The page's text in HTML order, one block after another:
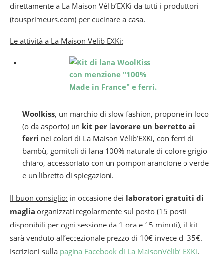
direttamente a La Maison Vélib’EXKi da tutti i produttori
(tousprimeurs.com) per cucinare a casa.
Le attività a La Maison Velib EXKi:
Woolkiss, un marchio di slow fashion, propone in loco
(o da asporto) un kit per lavorare un berretto ai
ferri nei colori di La Maison Vélib’EXKi, con ferri di
bambù, gomitoli di lana 100% naturale di colore grigio
chiaro, accessoriato con un pompon arancione o verde
e un libretto di spiegazioni.
Il buon consiglio: in occasione dei laboratori gratuiti di
maglia organizzati regolarmente sul posto (15 posti
disponibili per ogni sessione da 1 ora e 15 minuti), il kit
sarà venduto all’eccezionale prezzo di 10€ invece di 35€.
Iscrizioni sulla pagina Facebook di La MaisonVélib’ EXKi.